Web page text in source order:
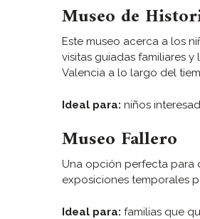
Museo de
Este museo acerca a los
visitas guiadas familiares
Valencia a lo largo del
Ideal para: niños
Museo Fallero
Una opción perfecta para
exposiciones temporales
Ideal para: familias que